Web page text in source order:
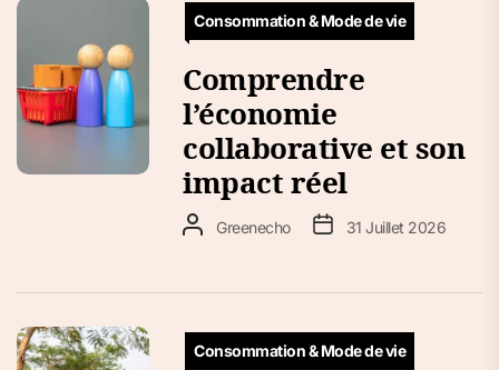
Consommation & Mode de vie
Comprendre
l’économie
collaborative et son
impact réel
Greenecho 31 Juillet 2026
Consommation & Mode de vie